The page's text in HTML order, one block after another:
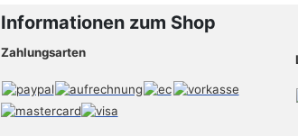
Informationen zum Shop
Zahlungsarten